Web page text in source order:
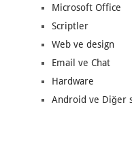
Microsoft Office
Scriptler
Web ve design
Email ve Chat
Hardware
Android ve Diğer